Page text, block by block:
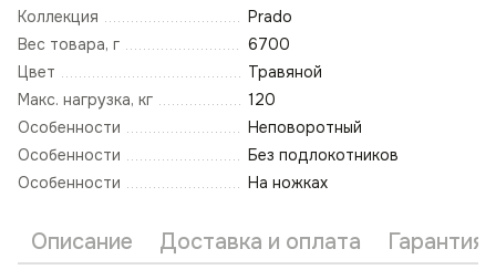
Коллекция
Prado
Вес товара, г
6700
Цвет
Травяной
Макс. нагрузка, кг
120
Особенности
Неповоротный
Особенности
Без подлокотников
Особенности
На ножках
Описание Доставка и оплата Гарантия